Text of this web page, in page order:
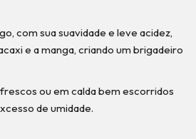
com sua suavidade e leve acidez,
e a manga, criando um brigadeiro
ou em calda bem escorridos
de umidade.